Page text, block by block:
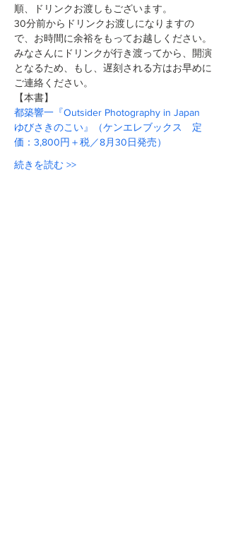
順、ドリンクお渡しもございます。
30分前からドリンクお渡しになりますの
で、お時間に余裕をもってお越しください。
みなさんにドリンクが行き渡ってから、開演
となるため、もし、遅刻される方はお早めに
ご連絡ください。
【本書】
都築響一『Outsider Photography in Japan
ゆびさきのこい』（ケンエレブックス　定
価：3,800円＋税／8月30日発売）
続きを読む >>